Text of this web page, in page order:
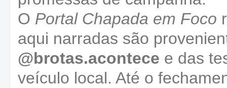
O Portal Chapada em Foco
aqui narradas são
@brotas.acontece e das
veículo local. Até o